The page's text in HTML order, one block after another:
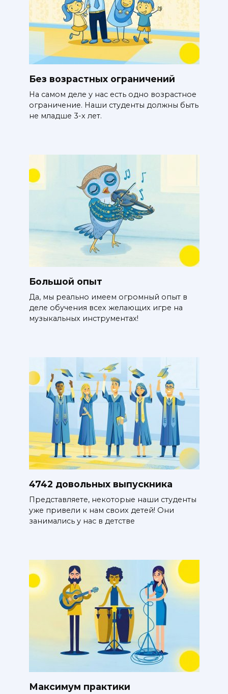
Без возрастных ограничений
На самом деле у нас есть одно возрастное
ограничение. Наши студенты должны быть
не младше 3-х лет.
Большой опыт
Да, мы реально имеем огромный опыт в
деле обучения всех желающих игре на
музыкальных инструментах!
4742 довольных выпускника
Представляете, некоторые наши студенты
уже привели к нам своих детей! Они
занимались у нас в детстве
Максимум практики